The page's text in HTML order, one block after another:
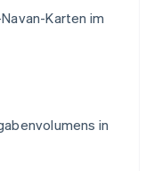
Karten im
in